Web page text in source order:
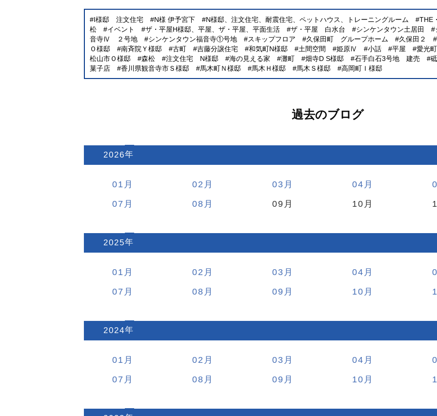
I様邸 注文住宅 N様 伊予宮下 N様邸、注文住宅、耐震住宅、ペットハウス、トレーニングルーム
THE
松
イベント ザ・平屋H様邸、平屋、ザ・平屋、平面生活 ザ・平屋 白水台 シンケンタウン土居田
音寺Ⅳ ２号地
シンケンタウン福音寺①号地 スキップフロア 久保田町 グループホーム
久保田２
Ｏ様邸
南斉院Ｙ様邸 古町 吉藤分譲住宅 和気町N様邸 土間空間 姫原Ⅳ 小話 平屋
愛光
松山市Ｏ様邸
森松 注文住宅 N様邸 海の見える家 灘町 畑寺D S様邸 石手白石3号地 建売
菓子店
香川県観音寺市Ｓ様邸 馬木町Ｎ様邸 馬木Ｈ様邸 馬木Ｓ様邸 高岡町Ｉ様邸
過去のブログ
2026:
01 02 03 04
07
08 09 10
2025:
01 02 03 04
07
08 09 10
2024:
01 02 03 04
07
08 09 10